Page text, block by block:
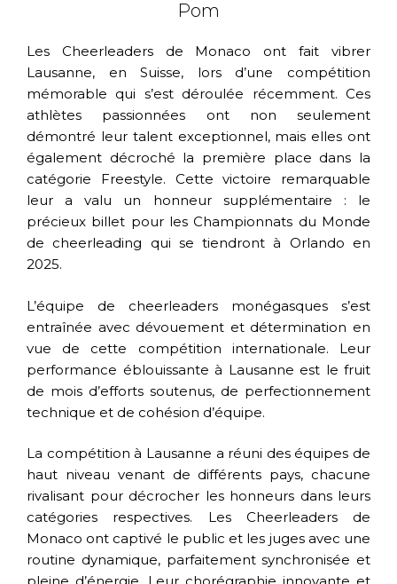
Pom
Les Cheerleaders de Monaco ont fait vibrer
Lausanne, en Suisse, lors d’une compétition
mémorable qui s’est déroulée récemment. Ces
athlètes passionnées ont non seulement
démontré leur talent exceptionnel, mais elles ont
également décroché la première place dans la
catégorie Freestyle. Cette victoire remarquable
leur a valu un honneur supplémentaire : le
précieux billet pour les Championnats du Monde
de cheerleading qui se tiendront à Orlando en
2025.
L’équipe de cheerleaders monégasques s’est
entraînée avec dévouement et détermination en
vue de cette compétition internationale. Leur
performance éblouissante à Lausanne est le fruit
de mois d’efforts soutenus, de perfectionnement
technique et de cohésion d’équipe.
La compétition à Lausanne a réuni des équipes de
haut niveau venant de différents pays, chacune
rivalisant pour décrocher les honneurs dans leurs
catégories respectives. Les Cheerleaders de
Monaco ont captivé le public et les juges avec une
routine dynamique, parfaitement synchronisée et